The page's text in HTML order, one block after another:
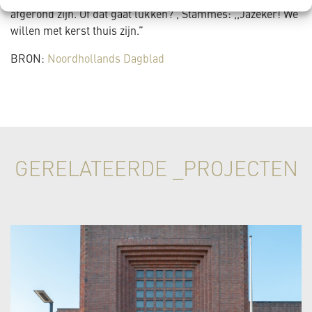
afgerond zijn. Of dat gaat lukken? , Stammes: ,,Jazeker! We
willen met kerst thuis zijn.”
BRON: Noordhollands Dagblad
GERELATEERDE _PROJECTEN